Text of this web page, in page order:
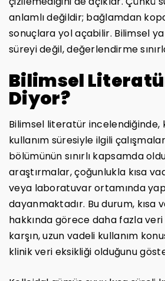
anlamlı değildir; bağlamdan
sonuçlara yol açabilir. Bilimsel
süreyi değil, değerlendirme
Bilimsel
Diyor?
Bilimsel literatür incelendiğinde,
kullanım süresiyle ilgili
bölümünün sınırlı kapsamda
araştırmalar, çoğunlukla kısa
veya laboratuvar ortamında
dayanmaktadır. Bu durum, kısa
hakkında görece daha fazla veri
karşın, uzun vadeli kullanım
klinik veri eksikliği olduğunu